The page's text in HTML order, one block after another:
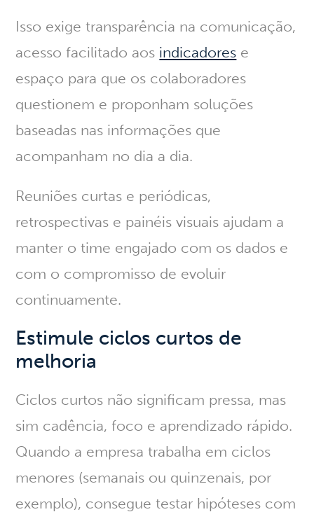
Isso exige transparência na comunicação,
acesso facilitado aos indicadores e
espaço para que os colaboradores
questionem e proponham soluções
baseadas nas informações que
acompanham no dia a dia.
Reuniões curtas e periódicas,
retrospectivas e painéis visuais ajudam a
manter o time engajado com os dados e
com o compromisso de evoluir
continuamente.
Estimule ciclos curtos de
melhoria
Ciclos curtos não significam pressa, mas
sim cadência, foco e aprendizado rápido.
Quando a empresa trabalha em ciclos
menores (semanais ou quinzenais, por
exemplo), consegue testar hipóteses com